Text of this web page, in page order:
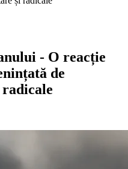
- O reacție
de